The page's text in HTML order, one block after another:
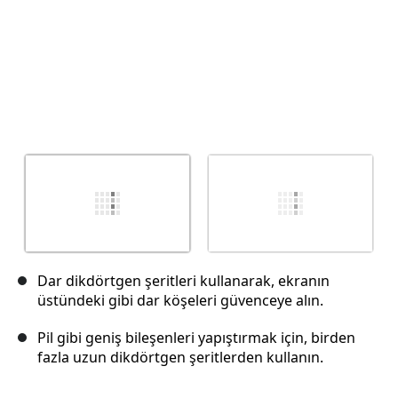
Dar dikdörtgen şeritleri kullanarak, ekranın
üstündeki gibi dar köşeleri güvenceye alın.
Pil gibi geniş bileşenleri yapıştırmak için, birden
fazla uzun dikdörtgen şeritlerden kullanın.